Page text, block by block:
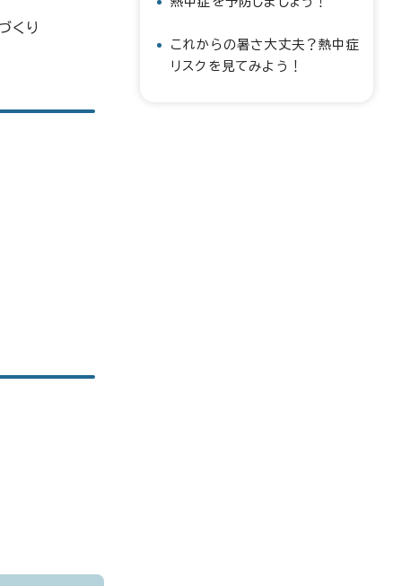
くり
これからの暑さ大丈夫？熱中症
リスクを見てみよう！